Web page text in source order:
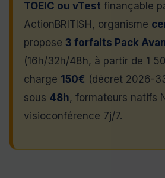
TOEIC ou vTest finançable
ActionBRITISH, organisme
propose 3 forfaits Pack
(16h/32h/48h, à partir de 1
charge 150€ (décret 2026-
sous 48h, formateurs natifs
visioconférence 7j/7.